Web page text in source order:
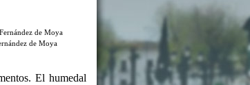
de Moya
El humedal